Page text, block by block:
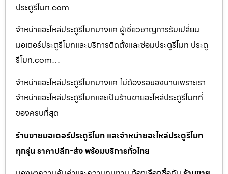
ประตูรีโมท.com
จำหน่ายอะไหล่ประตูรีโมทบางแค ผู้เชี่ยวชาญการรับเปลี่ยน
มอเตอร์ประตูรีโมทและบริการติดตั้งและซ่อมประตูรีโมท ประตู
รีโมท.com…
จำหน่ายอะไหล่ประตูรีโมทบางแค ไม่ต้องรอของนานเพราะเรา
จำหน่ายอะไหล่ประตูรีโมทและเป็นร้านขายอะไหล่ประตูรีโมทที่
ของครบที่สุด
ร้านขายมอเตอร์ประตูรีโมท และจำหน่ายอะไหล่ประตูรีโมท
ทุกรุ่น ราคาปลีก-ส่ง พร้อมบริการทั่วไทย